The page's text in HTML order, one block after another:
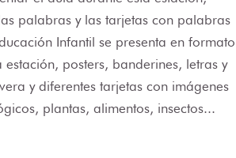
palabras y las tarjetas con palabras
Infantil se presenta en formato
posters, banderines, letras y
y diferentes tarjetas con imágenes
plantas, alimentos, insectos...